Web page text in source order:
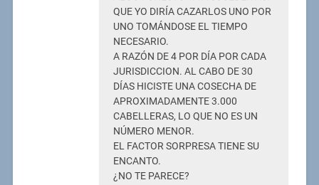
QUE YO DIRÍA CAZARLOS UNO POR
UNO TOMÁNDOSE EL TIEMPO
NECESARIO.
A RAZÓN DE 4 POR DÍA POR CADA
JURISDICCION. AL CABO DE 30
DÍAS HICISTE UNA COSECHA DE
APROXIMADAMENTE 3.000
CABELLERAS, LO QUE NO ES UN
NÚMERO MENOR.
EL FACTOR SORPRESA TIENE SU
ENCANTO.
¿NO TE PARECE?